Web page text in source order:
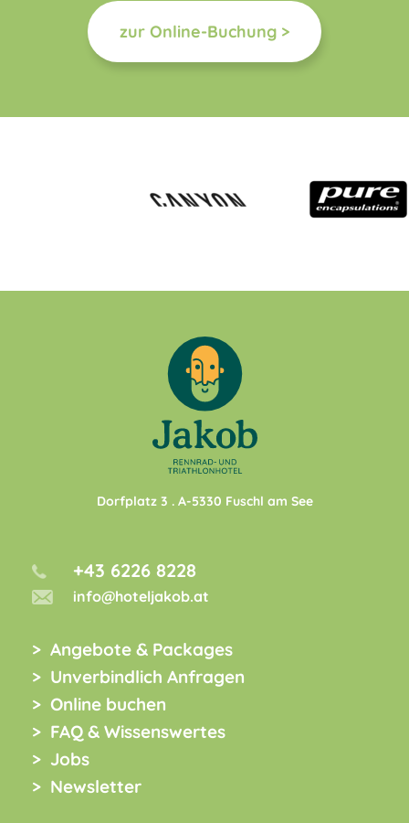
zur Online-Buchung >
Dorfplatz 3 . A-5330 Fuschl am See
+43 6226 8228
info@hoteljakob.at
Angebote & Packages
Unverbindlich Anfragen
Online buchen
FAQ & Wissenswertes
Jobs
Newsletter